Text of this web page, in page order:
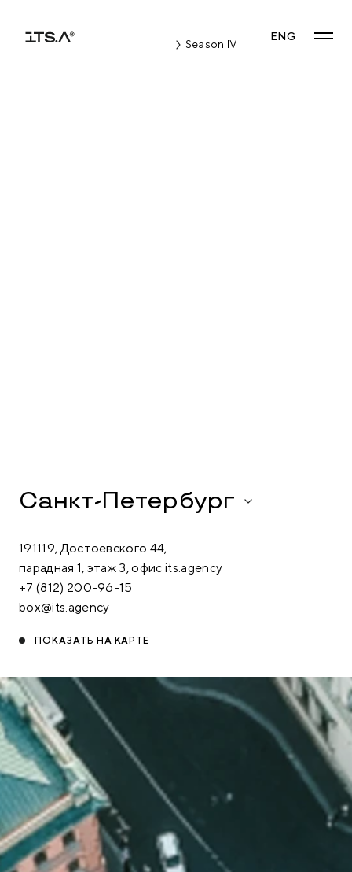
Season IV
ENG
Санкт-Петербург
191119, Достоевского 44,
парадная 1, этаж 3, офис its.agency
+7 (812) 200-96-15
box@its.agency
ПОКАЗАТЬ НА КАРТЕ